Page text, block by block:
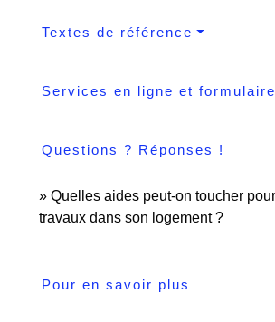
Textes de référence
Services en ligne et
Questions ? Réponses !
Quelles aides peut-on toucher
travaux dans son logement ?
Pour en savoir plus